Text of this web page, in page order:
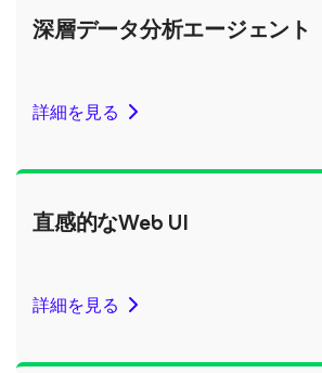
深層データ分析エージェント
詳細を見る
直感的なWeb UI
詳細を見る